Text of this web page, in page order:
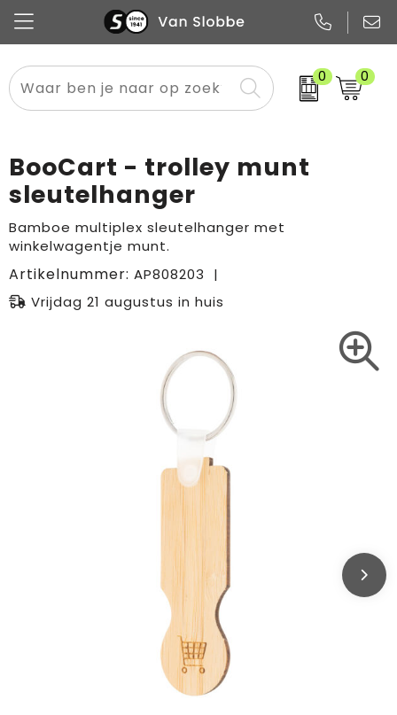
0 0
Alle categorieën
Snoep
Promo
Pennen
Notitieboekjes
Papier
Flessen
Glazen en karaffen
Merken
Meest gekozen
Sportkleding
Overig textiel
Boodschappen- en draagtassen
Sport & vrije tijd
Rugzakken
BooCart - trolley munt
sleutelhanger
Bamboe multiplex sleutelhanger met
winkelwagentje munt.
Artikelnummer: AP808203
Vrijdag 21 augustus in huis